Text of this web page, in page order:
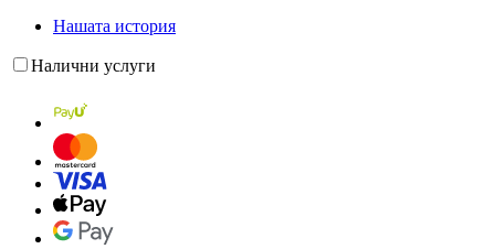
Нашата история
Налични услуги